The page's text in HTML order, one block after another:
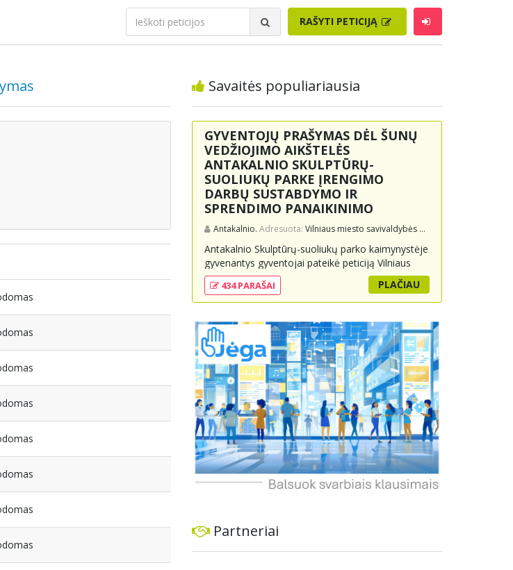
RAŠYTI PETICIJĄ
Savaitės populiariausia
GYVENTOJŲ PRAŠYMAS DĖL ŠUNŲ
VEDŽIOJIMO AIKŠTELĖS
ANTAKALNIO SKULPTŪRŲ-
SUOLIUKŲ PARKE ĮRENGIMO
DARBŲ SUSTABDYMO IR
SPRENDIMO PANAIKINIMO
Antakalnio. Adresuota: Vilniaus miesto savivaldybės administracijai, Vilniaus miesto merui
Antakalnio Skulptūrų-suoliukų parko kaimynystėje
gyvenantys gyventojai pateikė peticiją Vilniaus
miesto savivaldybei, prašydami sustabdyti ir
panaikinti sprendimą dėl šunų vedžiojimo
aikštelės įrengimo parke. Jie teigia, kad projektas
buvo pradėtas neinformavus vietos
bendruomenės ir nesilaikant visuomenės
dalyvavimo principų, o parko teritorija patiria
negrįžtamą žalą. Gyventojai pabrėžia, kad parkas
yra kultūrinės ir rekreacinės vertės vieta, todėl
tokie pokyčiai kenkia vietiniams gyventojams ir
viešajam interesui. Jie siūlo svarstyti alternatyvias
vietas šunų aikštelei ir reikalauja visapusiškai
atkurti parko aplinką, jei sprendimas neįrengti
aikštelės bus priimtas.
434 PARAŠAI PLAČIAU
Partneriai